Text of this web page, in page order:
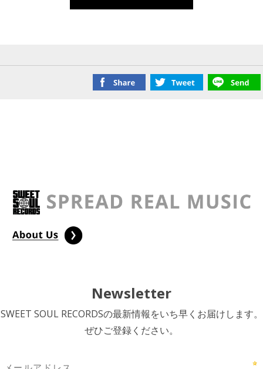
Newsletter
SWEET SOUL RECORDSの最新情報をいち早くお届けします。
ぜひご登録ください。